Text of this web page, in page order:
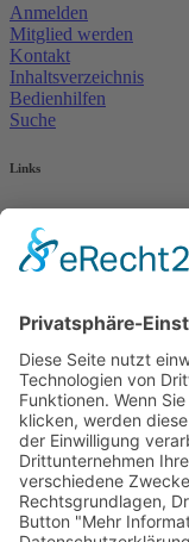
Anmelden
Mitglied werden
Kontakt
Inhaltsverzeichnis
Bedienhilfen
Suche
Links
AWO Jobportal
AWO Ehrenamt Portal
AWO
AWO Pflegeberatung
AWO Kulturhaus
Arbeit mit Behinderung
AWO Büro Kindermut
Kulturland Brandenburg
AWO Selbsthilfe
AWO eLearning
Kultur für JEDEN
AWO 1plus9
Dachverband Freie